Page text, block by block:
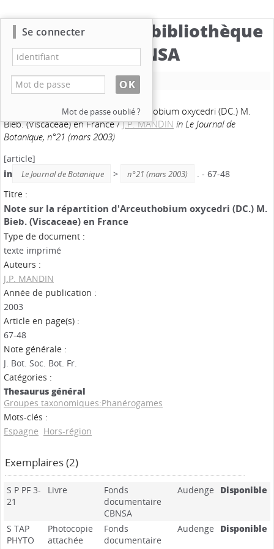
Catalogue de la bibliothèque
du CBNSA
Nouvelle recherche
21. Note sur la répartition d'Arceuthobium oxycedri (DC.) M.
Bieb. (Viscaceae) en France/J.P. MANDIN in Le Journal de
Botanique, n°21 (mars 2003)
[article]
in
Le Journal de Botanique > n°21 (mars 2003)
. - 67-48
Titre :
Note sur la répartition d'Arceuthobium oxycedri (DC.) M.
Bieb. (Viscaceae) en France
Type de document :
texte imprimé
Auteurs :
J.P. MANDIN
Année de publication :
2003
Article en page(s) :
67-48
Note générale :
J. Bot. Soc. Bot. Fr.
Catégories :
Thesaurus général
Groupes taxonomiques:Phanérogames
Mots-clés :
Espagne Hors-région
Exemplaires (2)
S P PF 3-
21
Livre
Fonds
documentaire
CBNSA
Audenge Disponible
S TAP
PHYTO
Photocopie
attachée
Fonds
documentaire
Audenge Disponible
Se connecter
Mot de passe oublié ?